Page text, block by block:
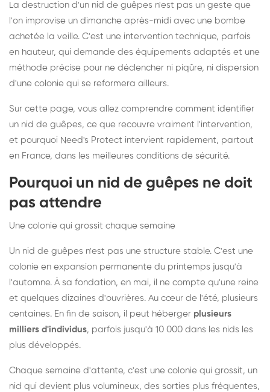
La destruction d'un nid de guêpes n'est pas un geste que
l'on improvise un dimanche après-midi avec une bombe
achetée la veille. C'est une intervention technique, parfois
en hauteur, qui demande des équipements adaptés et une
méthode précise pour ne déclencher ni piqûre, ni dispersion
d'une colonie qui se reformera ailleurs.
Sur cette page, vous allez comprendre comment identifier
un nid de guêpes, ce que recouvre vraiment l'intervention,
et pourquoi Need's Protect intervient rapidement, partout
en France, dans les meilleures conditions de sécurité.
Pourquoi un nid de guêpes ne doit
pas attendre
Une colonie qui grossit chaque semaine
Un nid de guêpes n'est pas une structure stable. C'est une
colonie en expansion permanente du printemps jusqu'à
l'automne. À sa fondation, en mai, il ne compte qu'une reine
et quelques dizaines d'ouvrières. Au cœur de l'été, plusieurs
centaines. En fin de saison, il peut héberger plusieurs
milliers d'individus, parfois jusqu'à 10 000 dans les nids les
plus développés.
Chaque semaine d'attente, c'est une colonie qui grossit, un
nid qui devient plus volumineux, des sorties plus fréquentes,